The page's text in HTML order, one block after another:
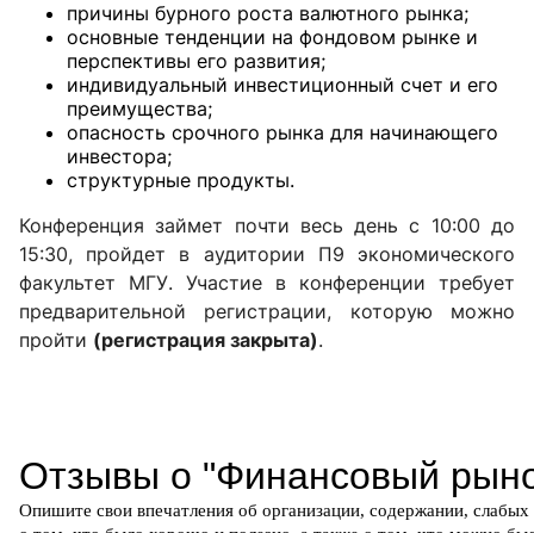
причины бурного роста валютного рынка;
основные тенденции на фондовом рынке и
перспективы его развития;
индивидуальный инвестиционный счет и его
преимущества;
опасность срочного рынка для начинающего
инвестора;
структурные продукты.
Конференция займет почти весь день с 10:00 до
15:30, пройдет в аудитории П9 экономического
факультет МГУ. Участие в конференции требует
предварительной регистрации, которую можно
пройти (регистрация закрыта).